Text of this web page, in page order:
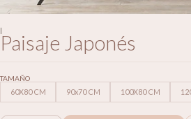
|
Paisaje Japonés
TAMAÑO
60X80 CM 90x70 CM 100X80 CM